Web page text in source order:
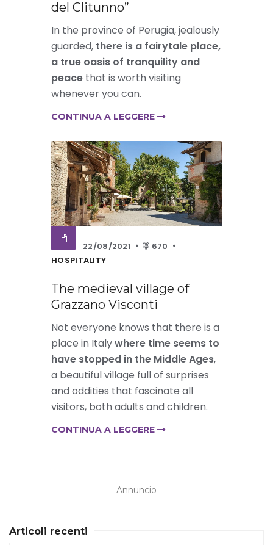
del Clitunno”
In the province of Perugia, jealously
guarded, there is a fairytale place,
a true oasis of tranquility and
peace that is worth visiting
whenever you can.
CONTINUA A LEGGERE
22/08/2021
670
HOSPITALITY
The medieval village of
Grazzano Visconti
Not everyone knows that there is a
place in Italywhere time seems to
have stopped in the Middle Ages,
a beautiful village full of surprises
and oddities that fascinate all
visitors, both adults and children.
CONTINUA A LEGGERE
Annuncio
Articoli recenti